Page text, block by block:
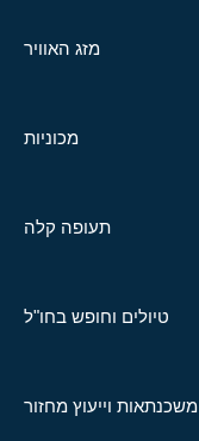
מזג האוויר
מכוניות
תעופה קלה
טיולים וחופש בחו"ל
משכנתאות וייעוץ מחזור